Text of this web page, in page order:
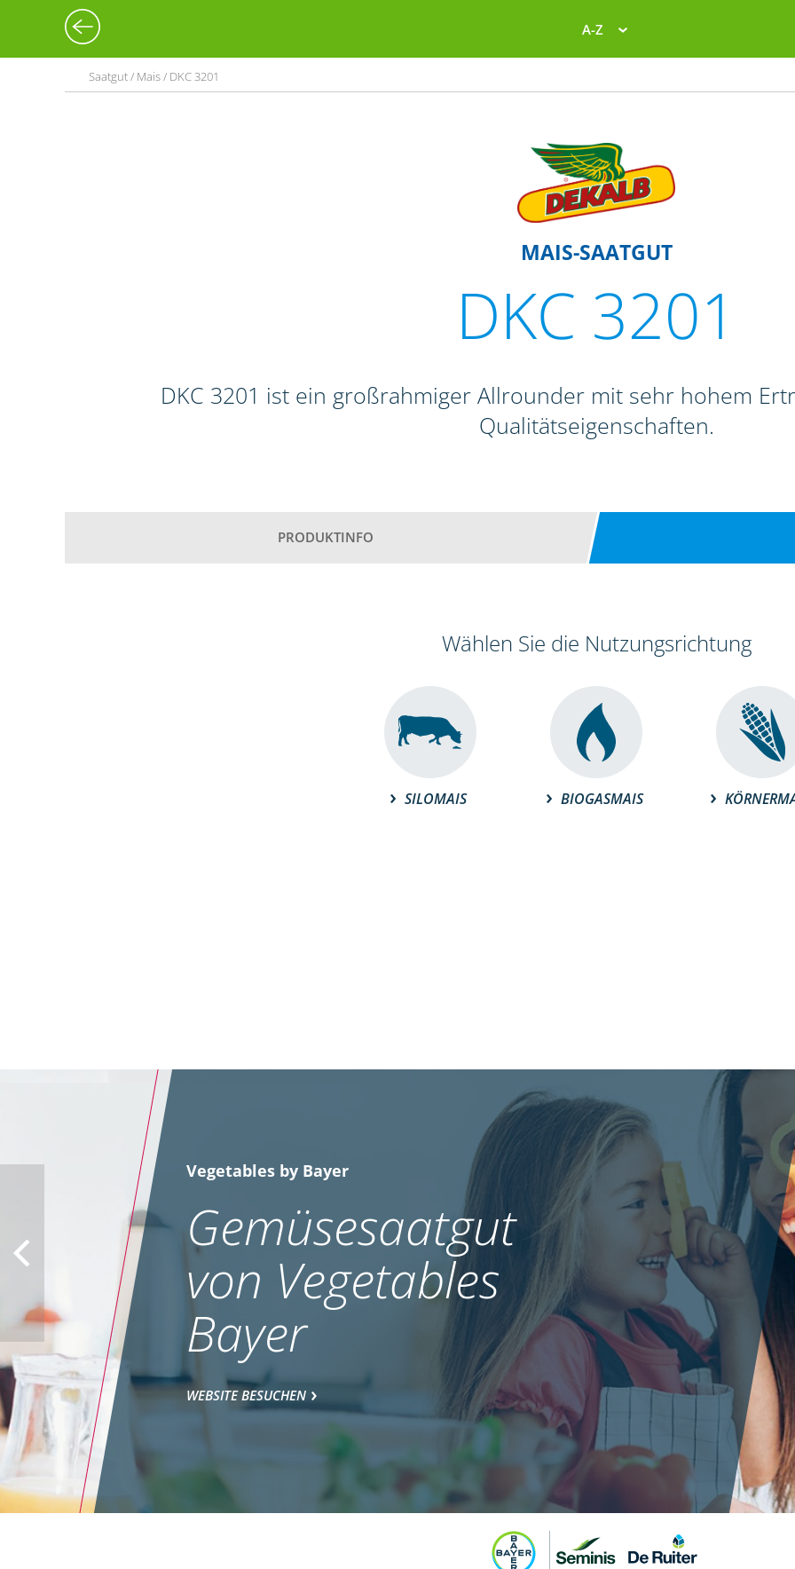
A-Z
Saatgut / Mais / DKC 3201
MAIS-SAATGUT
DKC 3201
DKC 3201 ist ein großrahmiger Allrounder mit sehr hohem
Qualitätseigenschaften.
PRODUKTINFO
Wählen Sie die Nutzungsrichtung
SILOMAIS BIOGASMAIS
Vegetables by Bayer
Gemüsesaatgut
von Vegetables
Bayer
WEBSITE BESUCHEN